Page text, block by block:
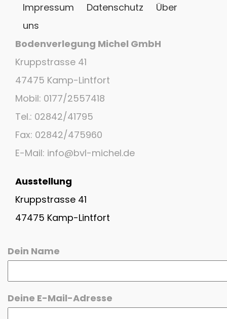
Impressum Datenschutz
Über
uns
Bodenverlegung Michel GmbH
Kruppstrasse 41
47475 Kamp-Lintfort
Mobil: 0177/2557418
Tel.: 02842/41795
Fax: 02842/475960
E-Mail: info@bvl-michel.de
Ausstellung
Kruppstrasse 41
47475 Kamp-Lintfort
Dein Name
Deine E-Mail-Adresse